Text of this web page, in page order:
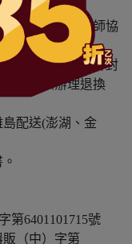
請尋求專業醫師協
性產品，如已拆封
恕無法辦理退換
配送(澎湖、金
第6401101715號
（中）字第